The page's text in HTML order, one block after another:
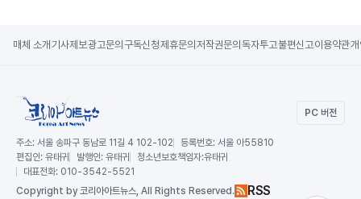
매체 소개 기사제보광고문의 구독신청제휴문의 저작권문의 독자투고불편신고이용약관
PC 버전
주소: 서울 송파구 동남로 11길 4 102-102 등록번호: 서울 아55810
편집인: 유태귀 발행인: 유태귀 청소년보호책임자:유태귀
대표전화: 010-3542-5521
Copyright by 코리아아트뉴스, All Rights Reserved. RSS